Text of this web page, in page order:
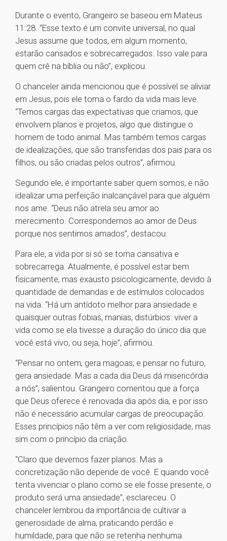
Durante o evento, Grangeiro se baseou em Mateus
11:28. “Esse texto é um convite universal, no qual
Jesus assume que todos, em algum momento,
estarão cansados e sobrecarregados. Isso vale para
quem crê na bíblia ou não”, explicou.
O chanceler ainda mencionou que é possível se aliviar
em Jesus, pois ele torna o fardo da vida mais leve.
“Temos cargas das expectativas que criamos, que
envolvem planos e projetos, algo que distingue o
homem de todo animal. Mas também temos cargas
de idealizações, que são transferidas dos pais para os
filhos, ou são criadas pelos outros”, afirmou.
Segundo ele, é importante saber quem somos, e não
idealizar uma perfeição inalcançável para que alguém
nos ame. “Deus não atrela seu amor ao
merecimento. Correspondemos ao amor de Deus
porque nos sentimos amados”, destacou.
Para ele, a vida por si só se torna cansativa e
sobrecarrega. Atualmente, é possível estar bem
fisicamente, mas exausto psicologicamente, devido à
quantidade de demandas e de estímulos colocados
na vida. “Há um antídoto melhor para ansiedade e
quaisquer outras fobias, manias, distúrbios: viver a
vida como se ela tivesse a duração do único dia que
você está vivo, ou seja, hoje”, afirmou.
“Pensar no ontem, gera magoas; e pensar no futuro,
gera ansiedade. Mas a cada dia Deus dá misericórdia
a nós”, salientou. Grangeiro comentou que a força
que Deus oferece é renovada dia após dia, e por isso
não é necessário acumular cargas de preocupação.
Esses princípios não têm a ver com religiosidade, mas
sim com o princípio da criação.
“Claro que devemos fazer planos. Mas a
concretização não depende de você. E quando você
tenta vivenciar o plano como se ele fosse presente, o
produto será uma ansiedade”, esclareceu. O
chanceler lembrou da importância de cultivar a
generosidade de alma, praticando perdão e
humildade, para que não se retenha nenhuma